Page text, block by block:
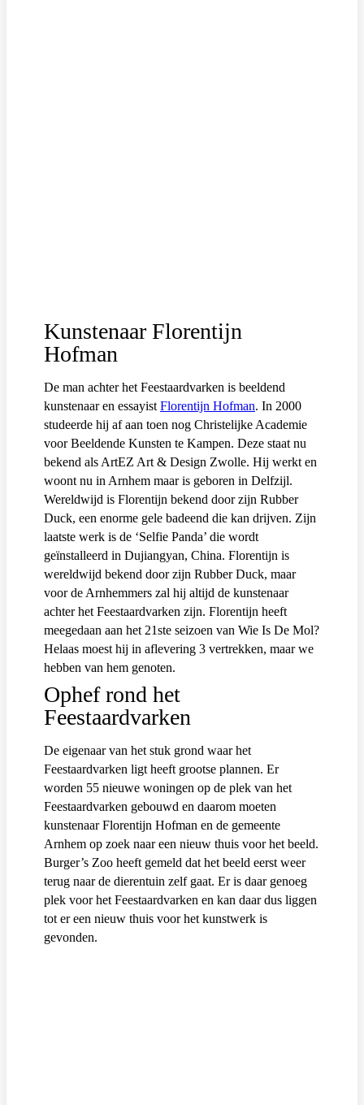
Kunstenaar Florentijn
Hofman
De man achter het Feestaardvarken is beeldend
kunstenaar en essayist Florentijn Hofman. In 2000
studeerde hij af aan toen nog Christelijke Academie
voor Beeldende Kunsten te Kampen. Deze staat nu
bekend als ArtEZ Art & Design Zwolle. Hij werkt en
woont nu in Arnhem maar is geboren in Delfzijl.
Wereldwijd is Florentijn bekend door zijn Rubber
Duck, een enorme gele badeend die kan drijven. Zijn
laatste werk is de ‘Selfie Panda’ die wordt
geïnstalleerd in Dujiangyan, China. Florentijn is
wereldwijd bekend door zijn Rubber Duck, maar
voor de Arnhemmers zal hij altijd de kunstenaar
achter het Feestaardvarken zijn. Florentijn heeft
meegedaan aan het 21ste seizoen van Wie Is De Mol?
Helaas moest hij in aflevering 3 vertrekken, maar we
hebben van hem genoten.
Ophef rond het
Feestaardvarken
De eigenaar van het stuk grond waar het
Feestaardvarken ligt heeft grootse plannen. Er
worden 55 nieuwe woningen op de plek van het
Feestaardvarken gebouwd en daarom moeten
kunstenaar Florentijn Hofman en de gemeente
Arnhem op zoek naar een nieuw thuis voor het beeld.
Burger’s Zoo heeft gemeld dat het beeld eerst weer
terug naar de dierentuin zelf gaat. Er is daar genoeg
plek voor het Feestaardvarken en kan daar dus liggen
tot er een nieuw thuis voor het kunstwerk is
gevonden.